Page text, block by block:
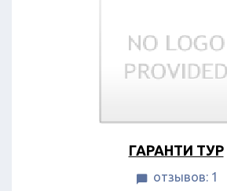
ГАРАНТИ ТУР
 отзывов: 1